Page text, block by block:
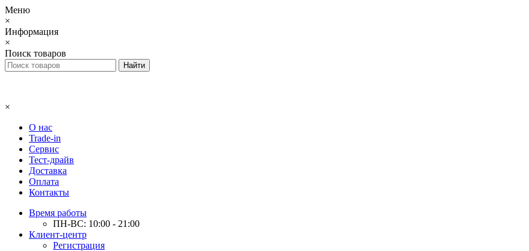
Меню
×
Информация
×
Поиск товаров
×
О нас
Trade-in
Сервис
Тест-драйв
Доставка
Оплата
Контакты
Время работы
ПН-ВС: 10:00 - 21:00
Клиент-центр
Регистрация